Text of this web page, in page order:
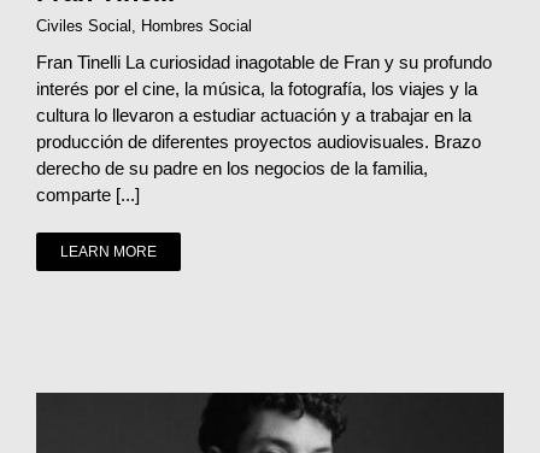
Civiles Social Hombres Social
Fran Tinelli La curiosidad inagotable de Fran y su profundo
interés por el cine, la música, la fotografía, los viajes y la
cultura lo llevaron a estudiar actuación y a trabajar en la
producción de diferentes proyectos audiovisuales. Brazo
derecho de su padre en los negocios de la familia,
comparte [...]
LEARN MORE